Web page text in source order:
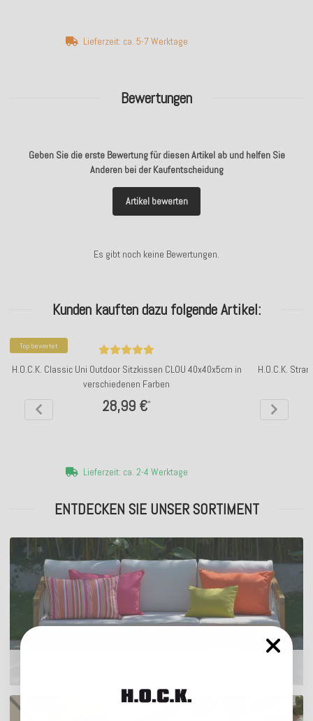
Bewertungen
Geben Sie die erste Bewertung für diesen Artikel ab und helfen Sie
Anderen bei der Kaufentscheidung
Artikel bewerten
Es gibt noch keine Bewertungen.
Lieferzeit: ca. 5-7 Werktage
Kunden kauften dazu folgende Artikel:
Top bewertet
H.O.C.K. Classic Uni Outdoor Sitzkissen CLOU 40x40x5cm in
verschiedenen Farben
28,99 €*
Lieferzeit: ca. 2-4 Werktage
H.O.C.K.
ENTDECKEN SIE UNSER SORTIMENT